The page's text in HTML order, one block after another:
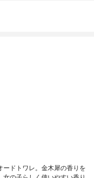
ードトワレ。金木犀の香りを